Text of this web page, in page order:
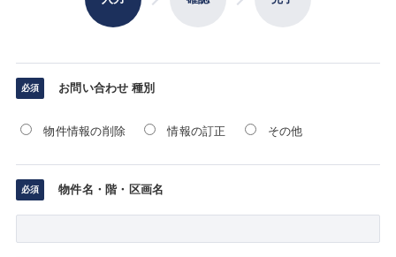
お問い合わせ 種別
物件情報の削除 情報の訂正 その他
物件名・階・区画名